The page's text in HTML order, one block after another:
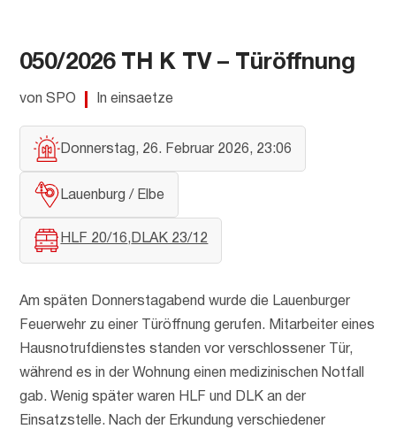
050/2026 TH K TV – Türöffnung
von SPO In einsaetze
Donnerstag, 26. Februar 2026, 23:06
Lauenburg / Elbe
HLF 20/16 DLAK 23/12
Am späten Donnerstagabend wurde die Lauenburger
Feuerwehr zu einer Türöffnung gerufen. Mitarbeiter eines
Hausnotrufdienstes standen vor verschlossener Tür,
während es in der Wohnung einen medizinischen Notfall
gab. Wenig später waren HLF und DLK an der
Einsatzstelle. Nach der Erkundung verschiedener